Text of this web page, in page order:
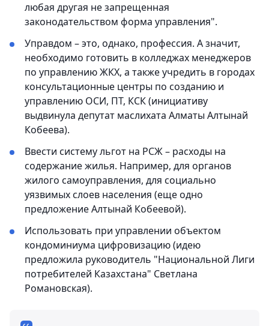
любая другая не запрещенная
законодательством форма управления".
Управдом – это, однако, профессия. А значит,
необходимо готовить в колледжах менеджеров
по управлению ЖКХ, а также учредить в городах
консультационные центры по созданию и
управлению ОСИ, ПТ, КСК (инициативу
выдвинула депутат маслихата Алматы Алтынай
Кобеева).
Ввести систему льгот на РСЖ – расходы на
содержание жилья. Например, для органов
жилого самоуправления, для социально
уязвимых слоев населения (еще одно
предложение Алтынай Кобеевой).
Использовать при управлении объектом
кондоминиума цифровизацию (идею
предложила руководитель "Национальной Лиги
потребителей Казахстана" Светлана
Романовская).